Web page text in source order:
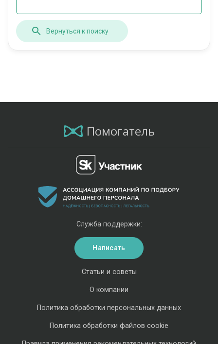
Вернуться к поиску
Помогатель
Статьи и советы
О компании
Политика обработки персональных данных
Политика обработки файлов cookie
Служба поддержки:
Написать